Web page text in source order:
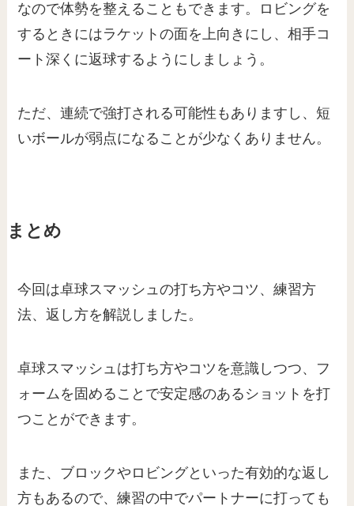
なので体勢を整えることもできます。ロビングを
するときにはラケットの面を上向きにし、相手コ
ート深くに返球するようにしましょう。
ただ、連続で強打される可能性もありますし、短
いボールが弱点になることが少なくありません。
まとめ
今回は卓球スマッシュの打ち方やコツ、練習方
法、返し方を解説しました。
卓球スマッシュは打ち方やコツを意識しつつ、フ
ォームを固めることで安定感のあるショットを打
つことができます。
また、ブロックやロビングといった有効的な返し
方もあるので、練習の中でパートナーに打っても